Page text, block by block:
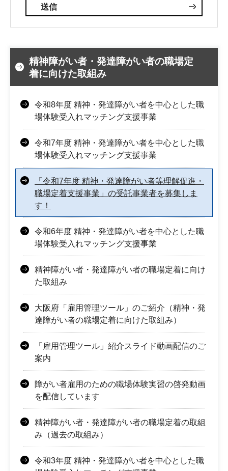
精神障がい者・発達障がい者の職場定
着に向けた取組み
令和8年度 精神・発達障がい者を中心とした職
場体験受入れマッチング支援事業
令和7年度 精神・発達障がい者を中心とした職
場体験受入れマッチング支援事業
「令和7年度 精神・発達障がい者等理解促進・
職場定着支援事業」の受託事業者を募集しま
す！
令和6年度 精神・発達障がい者を中心とした職
場体験受入れマッチング支援事業
精神障がい者・発達障がい者の職場定着に向け
た取組み
大阪府「雇用管理ツール」のご紹介（精神・発
達障がい者の職場定着に向けた取組み）
「雇用管理ツール」紹介スライド動画配信のご
案内
障がい者雇用のための職場体験実習の啓発動画
を配信しています
精神障がい者・発達障がい者の職場定着の取組
み（過去の取組み）
令和3年度 精神・発達障がい者を中心とした職